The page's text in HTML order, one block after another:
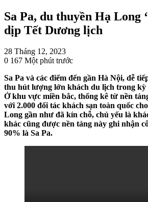
Sa Pa, du thuyền Hạ Long
dịp Tết Dương lịch
28 Tháng 12, 2023
0 167 Một phút trước
Sa Pa và các điểm đến gần Hà Nội, dễ
thu hút lượng lớn khách du lịch trong
Ở khu vực miền bắc, thống kê từ nền
với 2.000 đối tác khách sạn toàn quốc
Long gần như đã kín chỗ, chủ yếu là
khác cũng được nền tảng này ghi nhận
90% là Sa Pa.